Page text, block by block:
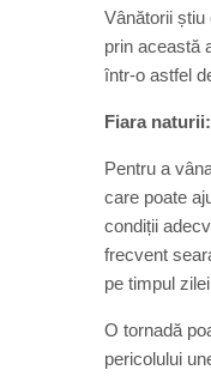
Vânătorii
prin această
într-o astfel
Fiara
Pentru a
care poate
condiții
frecvent
pe timpul
O tornadă
pericolului